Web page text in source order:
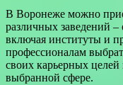
В Воронеже можно
различных заведений –
включая институты и
профессионалам
своих карьерных
выбранной сфере.